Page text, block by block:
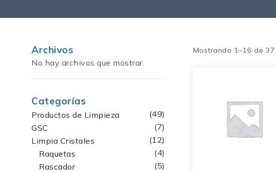
Mostrando 1–16 de
Archivos
No hay archivos que mostrar.
Categorías
Productos de Limpieza
49
GSC
7
Limpia Cristales
12
Raquetas
4
Rascador
5